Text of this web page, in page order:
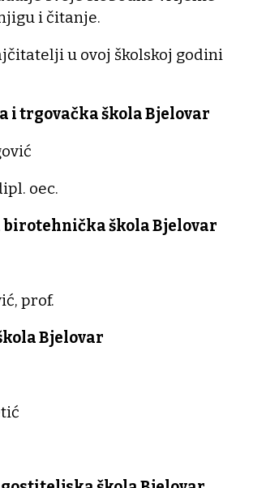
i čitanje.
u ovoj školskoj godini
i trgovačka škola Bjelovar
oec.
birotehnička škola Bjelovar
prof.
Bjelovar